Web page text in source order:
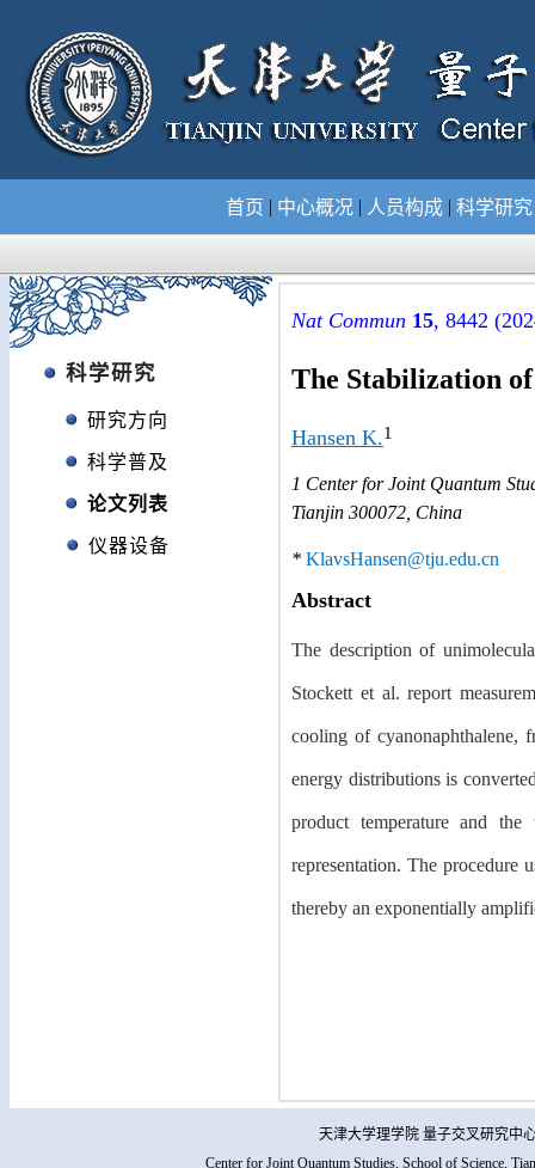
首页 | 中心概况 | 人员构成 | 科学研
科学研究
研究方向
科学普及
论文列表
仪器设备
Nat Commun 15, 8442
The Stabilization
Hansen K.1
1 Center for Joint Quantum
Tianjin 300072, China
* KlavsHansen@tju.edu.cn
Abstract
The description of
Stockett et al. report
cooling of cyanonaphthalene,
energy distributions is
product temperature and
representation. The procedure
thereby an exponentially amplifi
天津大学理学院 量子交叉研究中
Center for Joint Quantum Studies, School of Science,